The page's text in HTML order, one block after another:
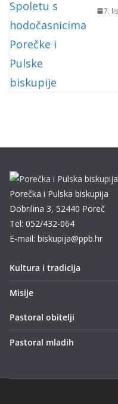
7.
Porečka i Pulska biskupija
Dobrilina 3, 52440 Poreč
Tel: 052/432-064
E-mail: biskupija@ppb.hr
Kultura i tradicija
Misije
Pastoral obitelji
Pastoral mladih